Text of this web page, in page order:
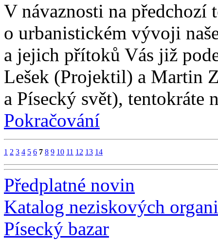
V návaznosti na předchozí
o urbanistickém vývoji
a jejich přítoků Vás již
Lešek (Projektil) a Martin
a Písecký svět),
Pokračování
1 2 3 4 5 6 7 8 9 10 11 12 13 14
Předplatné novin
Katalog neziskových
Písecký bazar